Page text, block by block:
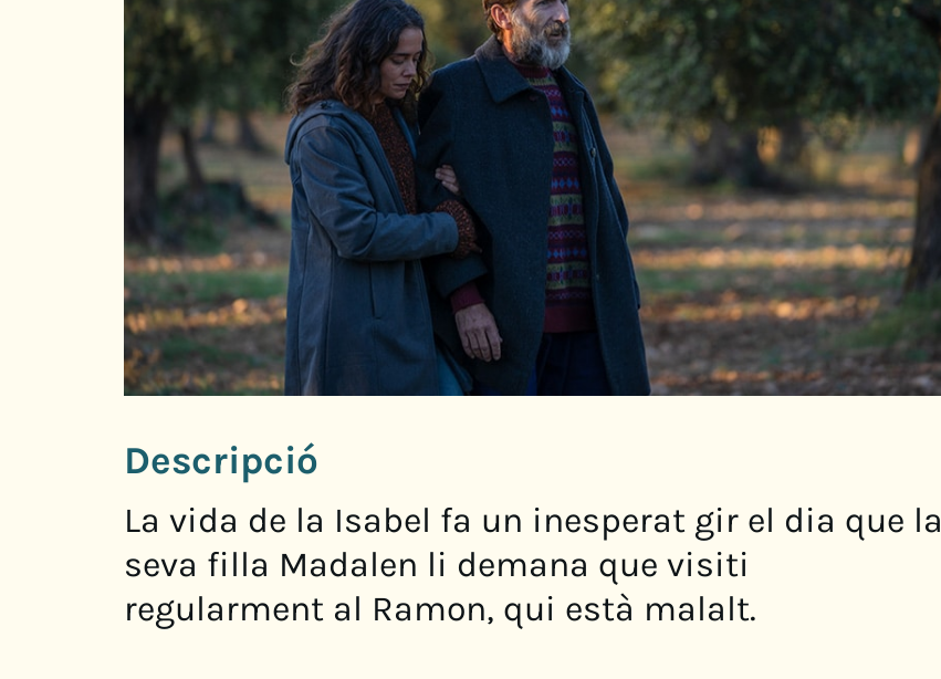
Descripció
La vida de la Isabel fa un inesperat gir el dia que la
seva filla Madalen li demana que visiti
regularment al Ramon, qui està malalt.